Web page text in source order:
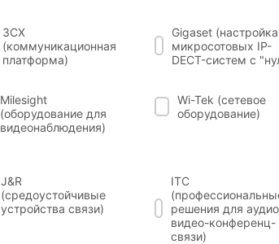
3СХ
(коммуникационная
платформа)
Gigaset (настройка
микросотовых IP-
DECT-систем с
Milesight
(оборудование для
видеонаблюдения)
Wi-Tek (сетевое
оборудование)
J&R
(средоустойчивые
устройства связи)
ITC
решения для
видео-конференц-
связи)